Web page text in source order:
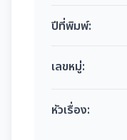
ปีที่พิมพ์:
เลขหมู่:
หัวเรื่อง: